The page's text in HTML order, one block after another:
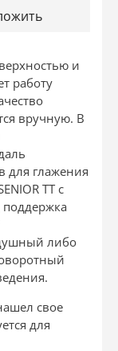
и
работу
вручную. В
для глажения
TT с
либо
свое
для